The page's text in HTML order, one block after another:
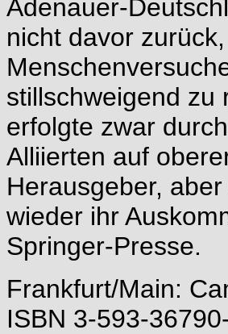
Adenauer-
nicht davor
stillschweigend zu
erfolgte zwar
Alliierten auf
Herausgeber,
wieder ihr
Springer-Presse.
Frankfurt/Main:
ISBN 3-593-